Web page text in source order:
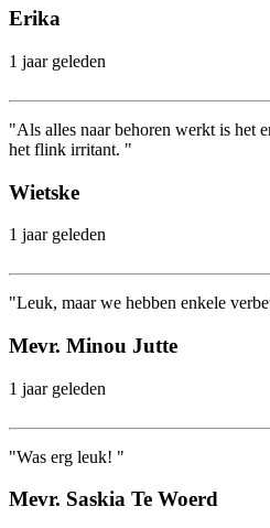
Erika
1 jaar geleden
"Als alles naar behoren werkt is het
het flink irritant. "
Wietske
1 jaar geleden
"Leuk, maar we hebben enkele
Mevr. Minou Jutte
1 jaar geleden
"Was erg leuk! "
Mevr. Saskia Te Woerd